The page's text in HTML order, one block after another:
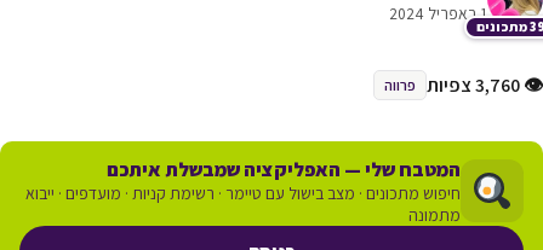
1 באפריל 2024
👁 3,760 צפיות פרווה
המטבח שלי — האפליקציה שמבשלת איתכם
חיפוש מתכונים · מצב בישול עם טיימר · רשימת קניות · מועדפים · ייבוא
מתמונה